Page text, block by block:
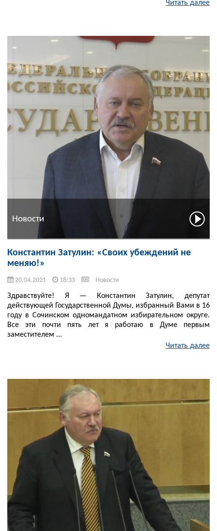
Читать далее
Новости
Константин Затулин: «Своих убеждений не
меняю!»
20.04.2021 18:33 Новости
Здравствуйте! Я — Константин Затулин, депутат
действующей Государственной Думы, избранный Вами в 16
году в Сочинском одномандатном избирательном округе.
Все эти почти пять лет я работаю в Думе первым
заместителем ...
Читать далее